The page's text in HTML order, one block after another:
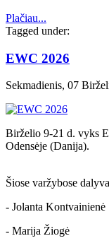
Plačiau...
Tagged under:
EWC 2026
Sekmadienis, 07
Birželio 9-21 d. vyks
Odensėje (Danija).
Šiose varžybose
- Jolanta Kontvainienė
- Marija Žiogė